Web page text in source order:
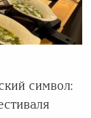
символ: